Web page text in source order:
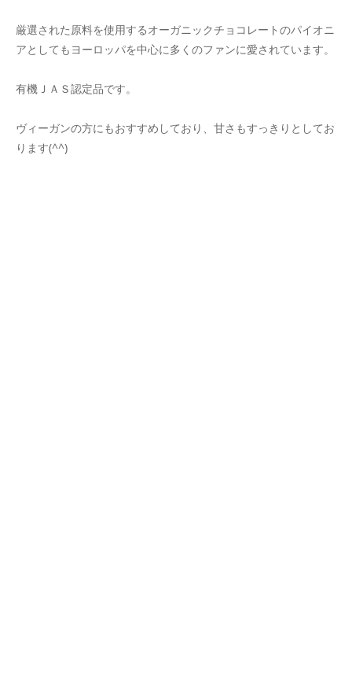
厳選された原料を使用するオーガニックチョコレートのパイオニ
アとしてもヨーロッパを中心に多くのファンに愛されています。
有機ＪＡＳ認定品です。
ヴィーガンの方にもおすすめしており、甘さもすっきりとしてお
ります(^^)